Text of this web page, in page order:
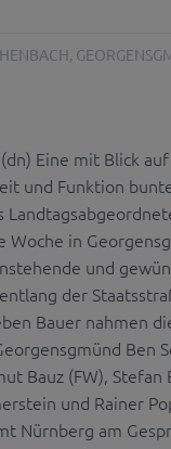
,
Eine mit Blick auf
und Funktion
Woche in
und
der
Bauer nahmen
Ben
Bauz (FW),
und Rainer
Nürnberg am